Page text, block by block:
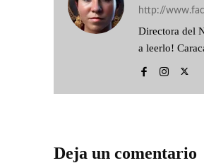
http://
Directora del
a leerlo!
Deja un comentario